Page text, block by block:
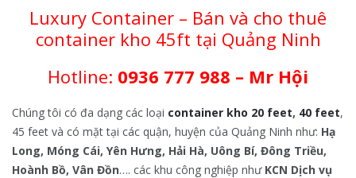
Luxury Container – Bán và cho thuê
container kho 45ft tại Quảng Ninh
Hotline: 0936 777 988 – Mr Hội
Chúng tôi có đa dạng các loại container kho 20 feet, 40 feet,
45 feet và có mặt tại các quận, huyện của Quảng Ninh như: Hạ
Long, Móng Cái, Yên Hưng, Hải Hà, Uông Bí, Đông Triều,
Hoành Bồ, Vân Đồn…. các khu công nghiệp như KCN Dịch vụ